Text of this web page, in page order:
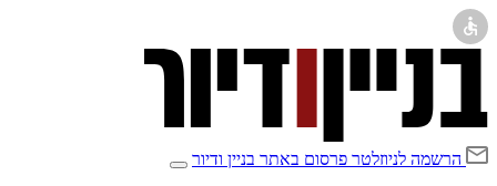
הרשמה לניוזלטר פרסום באתר בניין ודיור